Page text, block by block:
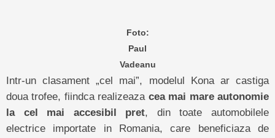
Foto:
Paul
Vadeanu
Intr-un clasament „cel mai”, modelul Kona ar castiga
doua trofee, fiindca realizeaza cea mai mare autonomie
la cel mai accesibil pret, din toate automobilele
electrice importate in Romania, care beneficiaza de